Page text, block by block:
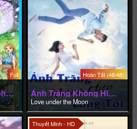
Full
Vua Hải Tặc: Cuộc phiêu lưu vào rốn đại dương
Hoàn Tất (48/48)
Ánh Trăng Không Hiểu Lòng Tôi
Love under the Moon
Thuyết Minh - HD